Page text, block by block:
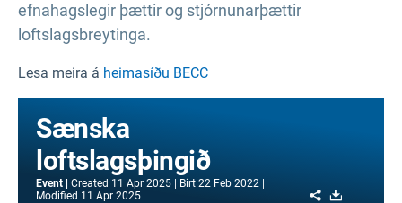
efnahagslegir þættir og stjórnunarþættir
loftslagsbreytinga.
Lesa meira á heimasíðu BECC
Sænska
loftslagsþingið
Event Created 11 Apr 2025 Birt 22 Feb 2022
Modified 11 Apr 2025 Share